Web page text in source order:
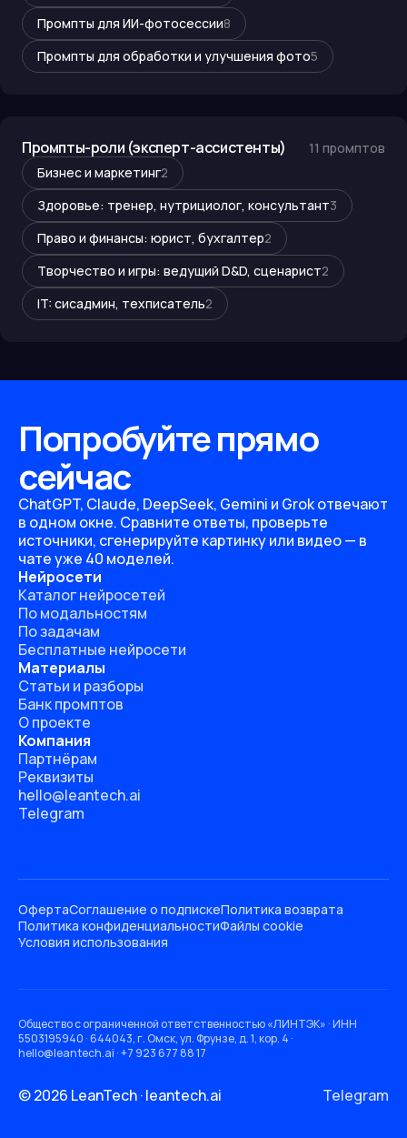
Промпты для ИИ-фотосессии8
Промпты для обработки и улучшения фото5
Промпты-роли (эксперт-ассистенты) 11 промптов
Бизнес и маркетинг2
Здоровье: тренер, нутрициолог, консультант3
Право и финансы: юрист, бухгалтер2
Творчество и игры: ведущий D&D, сценарист2
IT: сисадмин, техписатель2
Попробуйте прямо
сейчас
ChatGPT, Claude, DeepSeek, Gemini и Grok отвечают
в одном окне. Сравните ответы, проверьте
источники, сгенерируйте картинку или видео — в
чате уже 40 моделей.
Нейросети
Каталог нейросетей
По модальностям
По задачам
Бесплатные нейросети
Материалы
Статьи и разборы
Банк промптов
О проекте
Компания
Партнёрам
Реквизиты
hello@leantech.ai
Telegram
ОфертаСоглашение о подпискеПолитика возврата
Политика конфиденциальностиФайлы cookie
Условия использования
Общество с ограниченной ответственностью «ЛИНТЭК» · ИНН
5503195940 · 644043, г. Омск, ул. Фрунзе, д. 1, кор. 4 ·
hello@leantech.ai · +7 923 677 88 17
© 2026 LeanTech · leantech.ai Telegram